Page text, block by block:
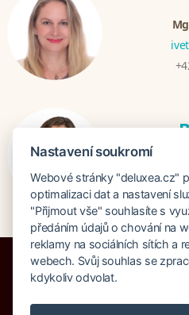
Nastavení soukromí
Webové stránky "deluxea.cz"
optimalizaci dat a nastavení
"Přijmout vše" souhlasíte s
předáním údajů o chování na
reklamy na sociálních sítích a
webech. Svůj souhlas se
kdykoliv odvolat.